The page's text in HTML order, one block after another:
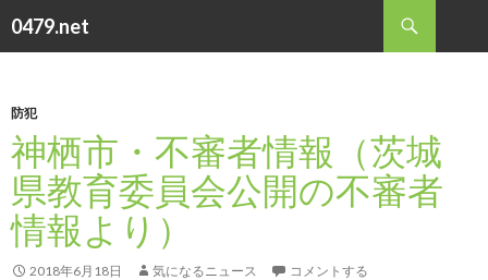
0479.net
索
ン
ツ
へ
ス
キ
ッ
プ
防犯
神栖市・不審者情報（茨城
県教育委員会公開の不審者
情報より）
2018年6月18日 気になるニュース コメントする